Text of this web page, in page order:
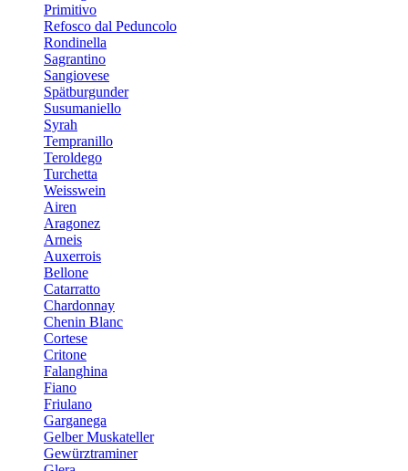
Primitivo
Refosco dal Peduncolo
Rondinella
Sagrantino
Sangiovese
Spätburgunder
Susumaniello
Syrah
Tempranillo
Teroldego
Turchetta
Weisswein
Airen
Aragonez
Arneis
Auxerrois
Bellone
Catarratto
Chardonnay
Chenin Blanc
Cortese
Critone
Falanghina
Fiano
Friulano
Garganega
Gelber Muskateller
Gewürztraminer